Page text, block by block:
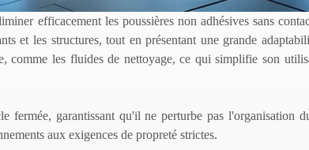
efficacement les poussières non adhésives sans
et les structures, tout en présentant une grande
comme les fluides de nettoyage, ce qui simplifie son
fermée, garantissant qu'il ne perturbe pas
aux exigences de propreté strictes.